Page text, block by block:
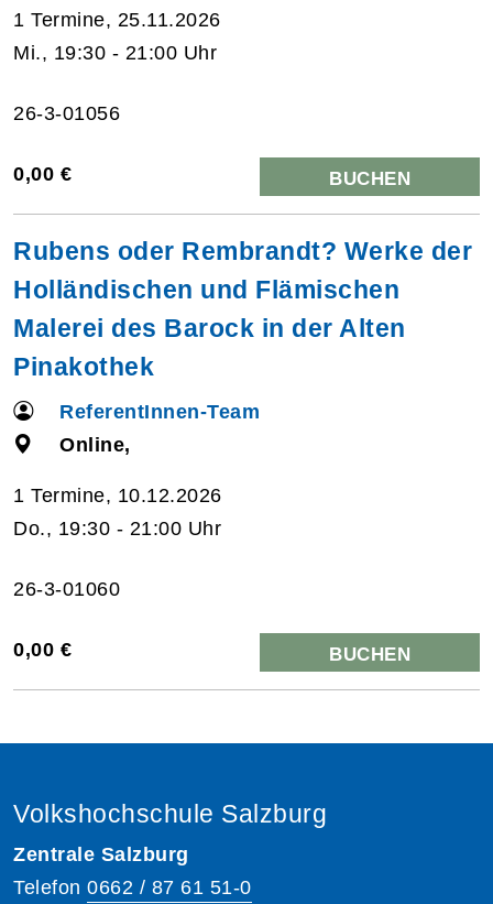
1 Termine, 25.11.2026
Mi., 19:30 - 21:00 Uhr
26-3-01056
0,00 € BUCHEN
Rubens oder Rembrandt? Werke der
Holländischen und Flämischen
Malerei des Barock in der Alten
Pinakothek
ReferentInnen-Team
Online,
1 Termine, 10.12.2026
Do., 19:30 - 21:00 Uhr
26-3-01060
0,00 € BUCHEN
Volkshochschule Salzburg
Zentrale Salzburg
Telefon 0662 / 87 61 51-0